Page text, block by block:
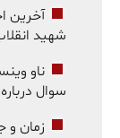
آخرین
شهید
سوال درباره
زمان و